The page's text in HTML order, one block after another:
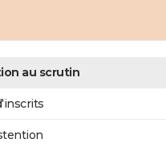
au scrutin